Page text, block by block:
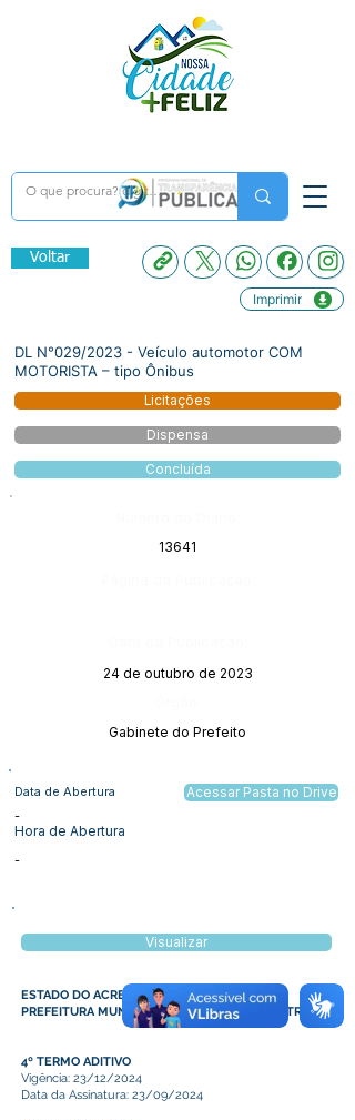
Voltar
Imprimir
DL N°029/2023 - Veículo automotor COM
MOTORISTA – tipo Ônibus
Licitações
Dispensa
Concluída
13641
24 de outubro de 2023
Gabinete do Prefeito
Data de Abertura
-
Hora de Abertura
-
Acessar Pasta no Drive
Visualizar
ESTADO DO ACRE
PREFEITURA MUNICIPAL DE PLACIDO DE CASTRO
4º TERMO ADITIVO
Vigência: 23/12/2024
Data da Assinatura: 23/09/2024